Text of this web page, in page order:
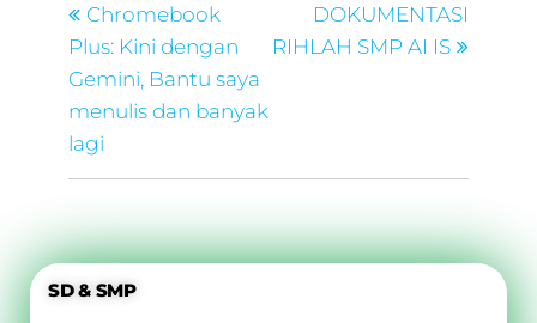
Chromebook
Plus: Kini dengan
Gemini, Bantu saya
menulis dan banyak
lagi
DOKUMENTASI
RIHLAH SMP AI IS
SD & SMP